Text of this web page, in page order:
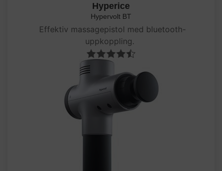
Hyperice
Hypervolt BT
Effektiv massagepistol med bluetooth-
uppkoppling.